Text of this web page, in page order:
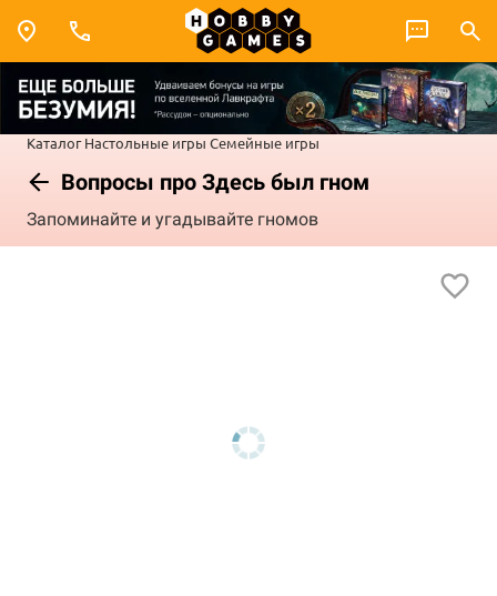
Каталог Настольные игры Семейные игры
Вопросы про Здесь был гном
Запоминайте и угадывайте гномов